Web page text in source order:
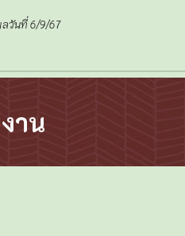
ลวันที่6/9/67
าน